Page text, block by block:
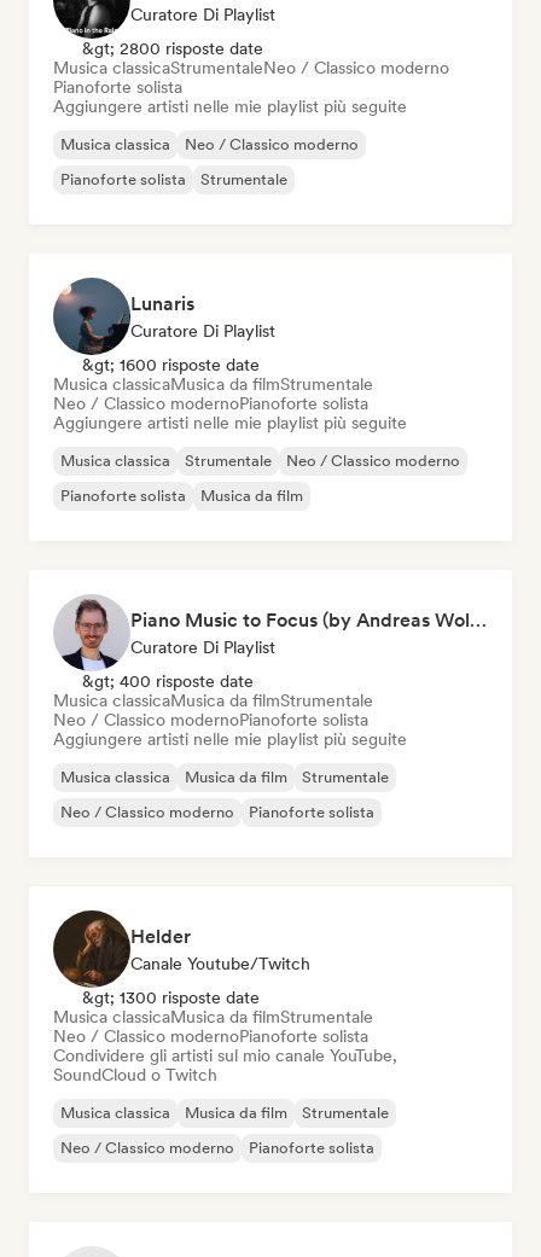
Curatore Di Playlist
&gt; 2800 risposte date
Musica classicaStrumentaleNeo / Classico moderno
Pianoforte solista
Aggiungere artisti nelle mie playlist più seguite
Musica classica
Neo / Classico moderno
Pianoforte solista
Strumentale
Lunaris
Curatore Di Playlist
&gt; 1600 risposte date
Musica classicaMusica da filmStrumentale
Neo / Classico modernoPianoforte solista
Aggiungere artisti nelle mie playlist più seguite
Musica classica Strumentale
Neo / Classico moderno
Pianoforte solista
Musica da film
Piano Music to Focus (by Andreas Wolff)
Curatore Di Playlist
&gt; 400 risposte date
Musica classicaMusica da filmStrumentale
Neo / Classico modernoPianoforte solista
Aggiungere artisti nelle mie playlist più seguite
Musica classica Musica da film
Strumentale
Neo / Classico moderno
Pianoforte solista
Helder
Canale Youtube/Twitch
&gt; 1300 risposte date
Musica classicaMusica da filmStrumentale
Neo / Classico modernoPianoforte solista
Condividere gli artisti sul mio canale YouTube,
SoundCloud o Twitch
Musica classica Musica da film
Strumentale
Neo / Classico moderno
Pianoforte solista